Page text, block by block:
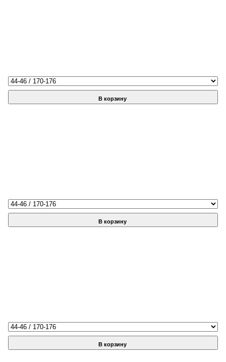
В корзину
В корзину
В корзину